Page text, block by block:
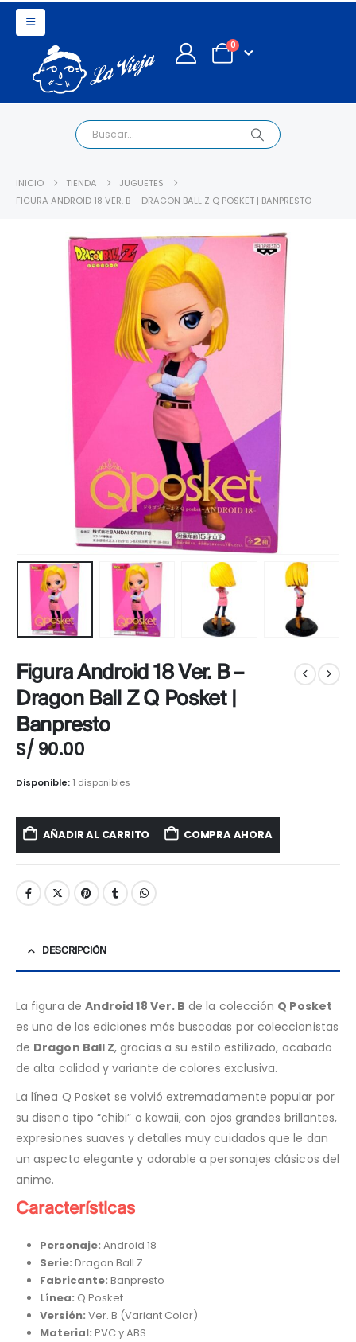
0
INICIO TIENDA
JUGUETES
FIGURA ANDROID 18 VER. B – DRAGON BALL Z Q POSKET | BANPRESTO
Figura Android 18 Ver. B –
Dragon Ball Z Q Posket |
Banpresto
S/ 90.00
Disponible: 1 disponibles
AÑADIR AL CARRITO COMPRA AHORA
DESCRIPCIÓN
La figura de Android 18 Ver. B de la colección Q Posket
es una de las ediciones más buscadas por coleccionistas
de Dragon Ball Z, gracias a su estilo estilizado, acabado
de alta calidad y variante de colores exclusiva.
La línea Q Posket se volvió extremadamente popular por
su diseño tipo “chibi” o kawaii, con ojos grandes brillantes,
expresiones suaves y detalles muy cuidados que le dan
un aspecto elegante y adorable a personajes clásicos del
anime.
Características
Personaje: Android 18
Serie: Dragon Ball Z
Fabricante: Banpresto
Línea: Q Posket
Versión: Ver. B (Variant Color)
Material: PVC y ABS